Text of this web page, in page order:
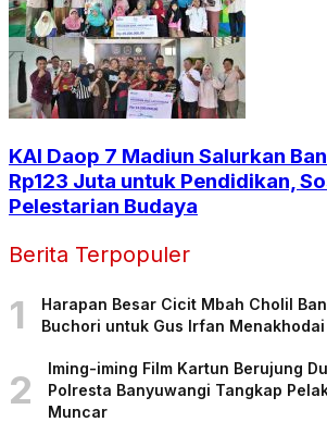
KAI Daop 7 Madiun Salurkan
Rp123 Juta untuk Pendidikan,
Pelestarian Budaya
Berita Terpopuler
1
Harapan Besar Cicit Mbah Cholil
Buchori untuk Gus Irfan Menakhodai
2
Iming-iming Film Kartun Berujung
Polresta Banyuwangi Tangkap
Muncar